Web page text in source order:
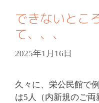
できないとこ
て、、、
2025年1月16日
久々に、栄公民館で
は5人（内新規のご